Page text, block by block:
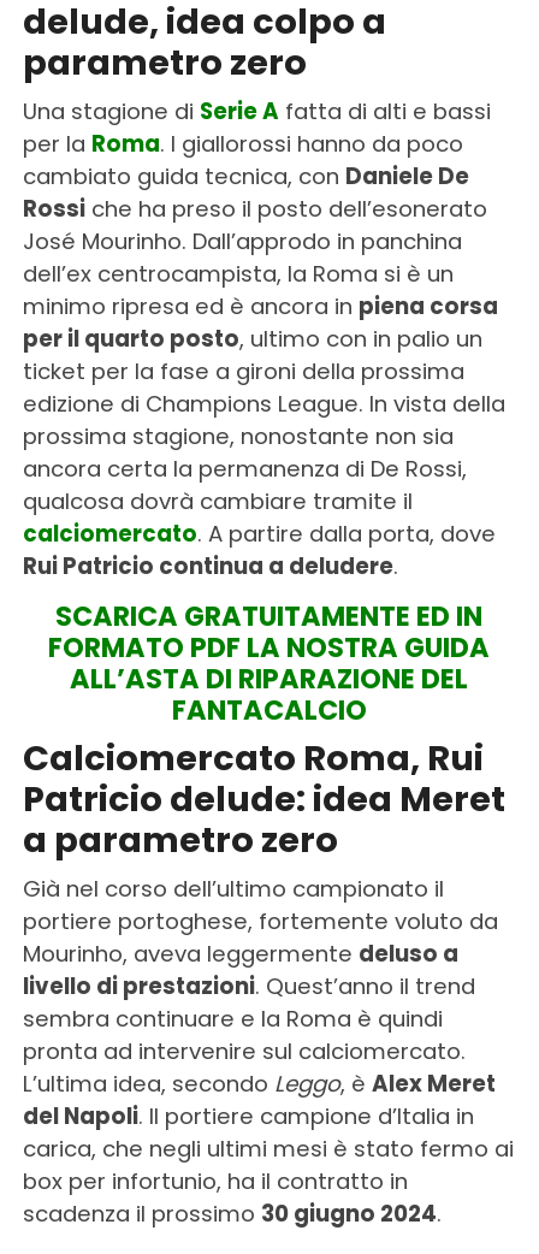
delude, idea colpo a
parametro zero
Una stagione di Serie Afatta di alti e bassi
per la Roma. I giallorossi hanno da poco
cambiato guida tecnica, con Daniele De
Rossiche ha preso il posto dell’esonerato
José Mourinho. Dall’approdo in panchina
dell’ex centrocampista, la Roma si è un
minimo ripresa ed è ancora in piena corsa
per il quarto posto, ultimo con in palio un
ticket per la fase a gironi della prossima
edizione di Champions League. In vista della
prossima stagione, nonostante non sia
ancora certa la permanenza di De Rossi,
qualcosa dovrà cambiare tramite il
calciomercato. A partire dalla porta, dove
Rui Patricio continua a deludere.
SCARICA GRATUITAMENTE ED IN
FORMATO PDF LA NOSTRA GUIDA
ALL’ASTA DI RIPARAZIONE DEL
FANTACALCIO
Calciomercato Roma, Rui
Patricio delude: idea Meret
a parametro zero
Già nel corso dell’ultimo campionato il
portiere portoghese, fortemente voluto da
Mourinho, aveva leggermente deluso a
livello di prestazioni. Quest’anno il trend
sembra continuare e la Roma è quindi
pronta ad intervenire sul calciomercato.
L’ultima idea, secondo Leggo, è Alex Meret
del Napoli. Il portiere campione d’Italia in
carica, che negli ultimi mesi è stato fermo ai
box per infortunio, ha il contratto in
scadenza il prossimo 30 giugno 2024.